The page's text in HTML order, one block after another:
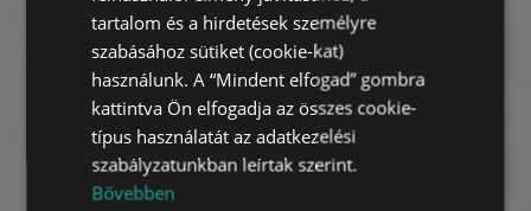
Westend City Center, illetve az M3-as vonalán
kijjebb elhelyezkedő Duna Plaza várja őket
üzletekkel, éttermekkel és mozival. A
kultúra kedvelői még a Szent István körúton
található Vígszínház előadásait élvezhetik. Nyári
melegben a Dagály Strandfürdő várja a hűsölni
vágyókat.
FRENCH
tartalom és a hirdetések személyre
szabásához sütiket (cookie-kat)
használunk. A “Mindent elfogad” gombra
kattintva Ön elfogadja az összes cookie-
típus használatát az adatkezelési
szabályzatunkban leírtak szerint.
Bővebben